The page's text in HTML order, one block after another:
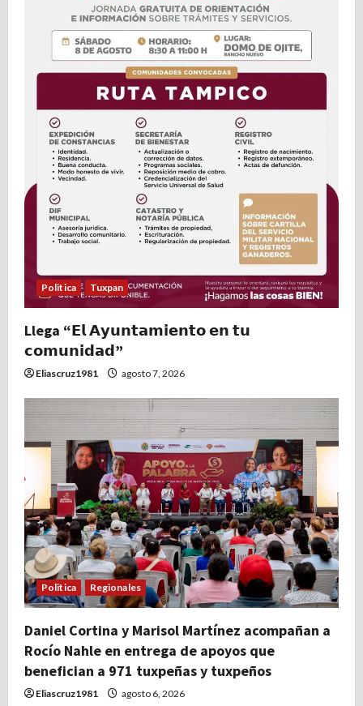
Politica Tuxpan
Llega “𝗘𝗹 𝗔𝘆𝘂𝗻𝘁𝗮𝗺𝗶𝗲𝗻𝘁𝗼 𝗲𝗻 𝘁𝘂
𝗰𝗼𝗺𝘂𝗻𝗶𝗱𝗮𝗱”
Eliascruz1981 agosto 7, 2026
Politica Regionales
Daniel Cortina y Marisol Martínez acompañan a
Rocío Nahle en entrega de apoyos que
benefician a 971 tuxpeñas y tuxpeños
Eliascruz1981 agosto 6, 2026